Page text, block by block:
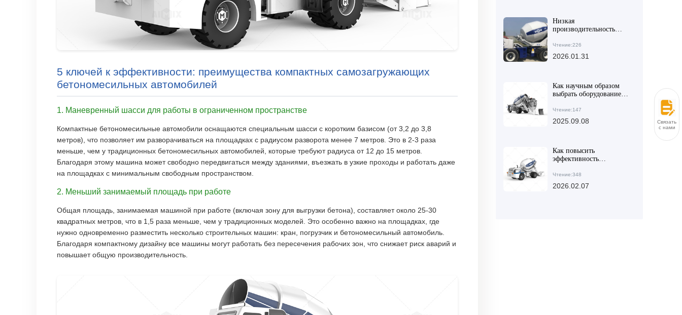
5 ключей к эффективности: преимущества компактных самозагружающих
бетономесильных автомобилей
1. Маневренный шасси для работы в ограниченном пространстве
Компактные бетономесильные автомобили оснащаются специальным шасси с коротким базисом (от 3,2 до 3,8
метров), что позволяет им разворачиваться на площадках с радиусом разворота менее 7 метров. Это в 2-3 раза
меньше, чем у традиционных бетономесильных автомобилей, которые требуют радиуса от 12 до 15 метров.
Благодаря этому машина может свободно передвигаться между зданиями, въезжать в узкие проходы и работать даже
на площадках с минимальным свободным пространством.
2. Меньший занимаемый площадь при работе
Общая площадь, занимаемая машиной при работе (включая зону для выгрузки бетона), составляет около 25-30
квадратных метров, что в 1,5 раза меньше, чем у традиционных моделей. Это особенно важно на площадках, где
нужно одновременно разместить несколько строительных машин: кран, погрузчик и бетономесильный автомобиль.
Благодаря компактному дизайну все машины могут работать без пересечения рабочих зон, что снижает риск аварий и
повышает общую производительность.
Низкая
производительность
дорог? Гидравлическая
загрузка и
экономичным и
безопасным
Чтение:226
2026.01.31
Как научным образом
выбрать оборудование
в зависимости от
строительного участка и
Чтение:147
2025.09.08
Как повысить
эффективность
малых стройках: 5
практических
Чтение:348
2026.02.07
Связаться
с нами